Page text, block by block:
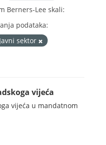
Berners-Lee skali:
podataka:
Javni sektor
vijeća
vijeća u mandatnom